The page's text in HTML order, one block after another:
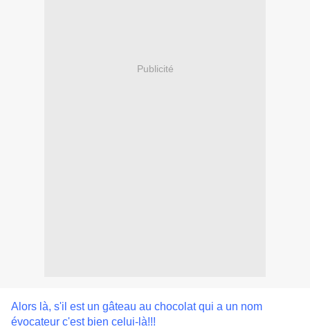
Publicité
Alors là, s'il est un gâteau au chocolat qui a un nom
évocateur c'est bien celui-là!!!